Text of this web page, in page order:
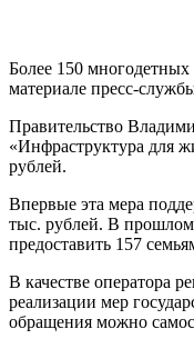
Более 150
материале пресс-
Правительство
«Инфраструктура для
рублей.
Впервые эта мера
тыс. рублей. В прошлом
предоставить 157
В качестве оператора
реализации мер
обращения можно